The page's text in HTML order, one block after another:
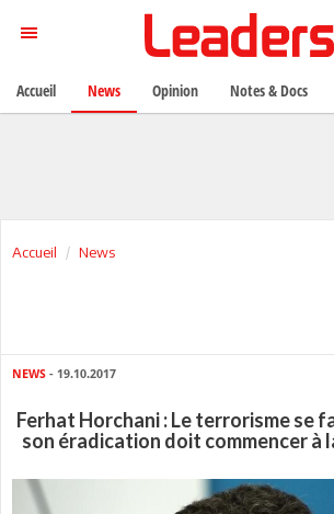
Accueil News
NEWS - 19.10.2017
Ferhat Horchani : Le terrorisme se
son éradication doit commencer à
Accueil News Opinion Notes & Docs